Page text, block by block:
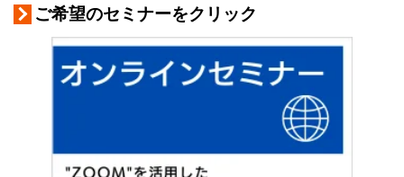
ご希望のセミナーをクリック